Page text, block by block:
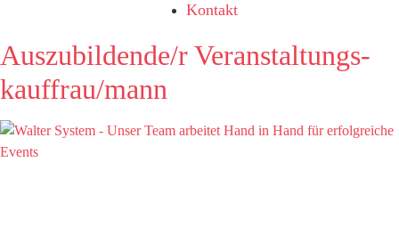
Kontakt
Auszubildende/r Veranstaltungs-
kauffrau/mann